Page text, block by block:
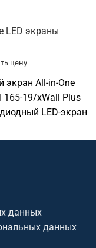
LED экраны
цену
экран All-in-One
165-19/xWall Plus
LED-экран
Подходит для
под задачу,
данных
данных